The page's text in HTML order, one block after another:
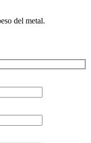
del metal.